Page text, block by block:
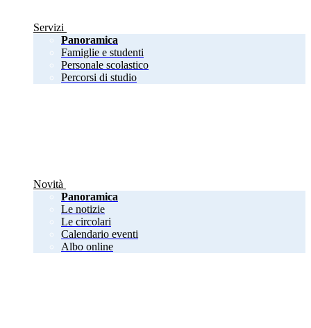
Servizi
Panoramica
Famiglie e studenti
Personale scolastico
Percorsi di studio
Novità
Panoramica
Le notizie
Le circolari
Calendario eventi
Albo online